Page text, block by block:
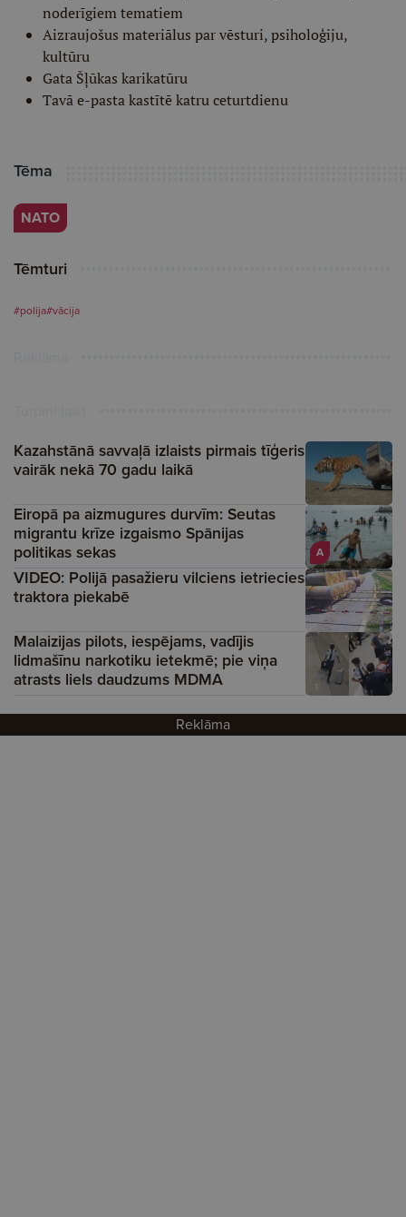
noderīgiem tematiem
Aizraujošus materiālus par vēsturi, psiholoģiju,
kultūru
Gata Šļūkas karikatūru
Tavā e-pasta kastītē katru ceturtdienu
Tēma
NATO
Tēmturi
#polija#vācija
Kazahstānā savvaļā izlaists pirmais tīģeris
vairāk nekā 70 gadu laikā
A
Eiropā pa aizmugures durvīm: Seutas
migrantu krīze izgaismo Spānijas
politikas sekas
VIDEO: Polijā pasažieru vilciens ietriecies
traktora piekabē
Malaizijas pilots, iespējams, vadījis
lidmašīnu narkotiku ietekmē; pie viņa
atrasts liels daudzums MDMA
Reklāma